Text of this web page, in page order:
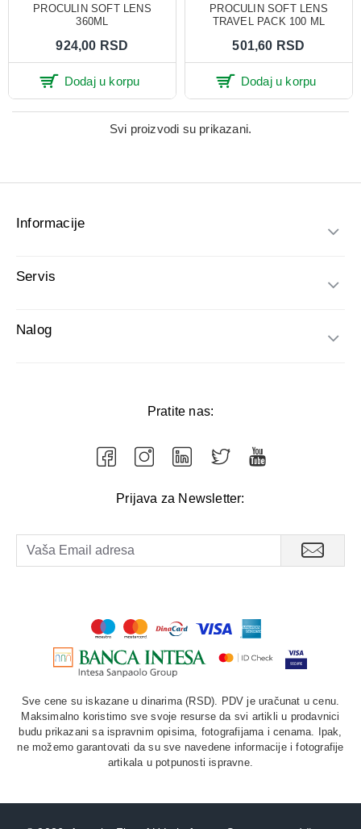
PROCULIN SOFT LENS
360ML
924,00 RSD
Dodaj u korpu
PROCULIN SOFT LENS
TRAVEL PACK 100 ML
501,60 RSD
Dodaj u korpu
Svi proizvodi su prikazani.
Informacije
Servis
Nalog
Pratite nas:
Prijava za Newsletter:
Sve cene su iskazane u dinarima (RSD). PDV je uračunat u cenu.
Maksimalno koristimo sve svoje resurse da svi artikli u prodavnici
budu prikazani sa ispravnim opisima, fotografijama i cenama. Ipak,
ne možemo garantovati da su sve navedene informacije i fotografije
artikala u potpunosti ispravne.